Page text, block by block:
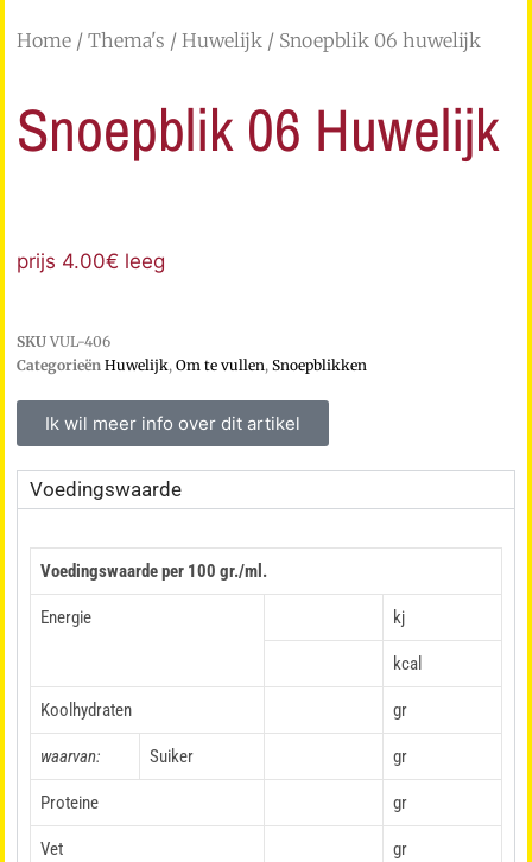
Home / Thema's / Huwelijk / Snoepblik 06 huwelijk
Snoepblik 06 Huwelijk
prijs 4.00€ leeg
SKU VUL-406
Categorieën Huwelijk, Om te vullen, Snoepblikken
Ik wil meer info over dit artikel
Voedingswaarde
Voedingswaarde per 100 gr./ml.
Energie kj
kcal
Koolhydraten gr
waarvan: Suiker gr
Proteine gr
Vet gr